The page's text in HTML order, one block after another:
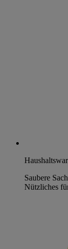
Saubere
Nützliches